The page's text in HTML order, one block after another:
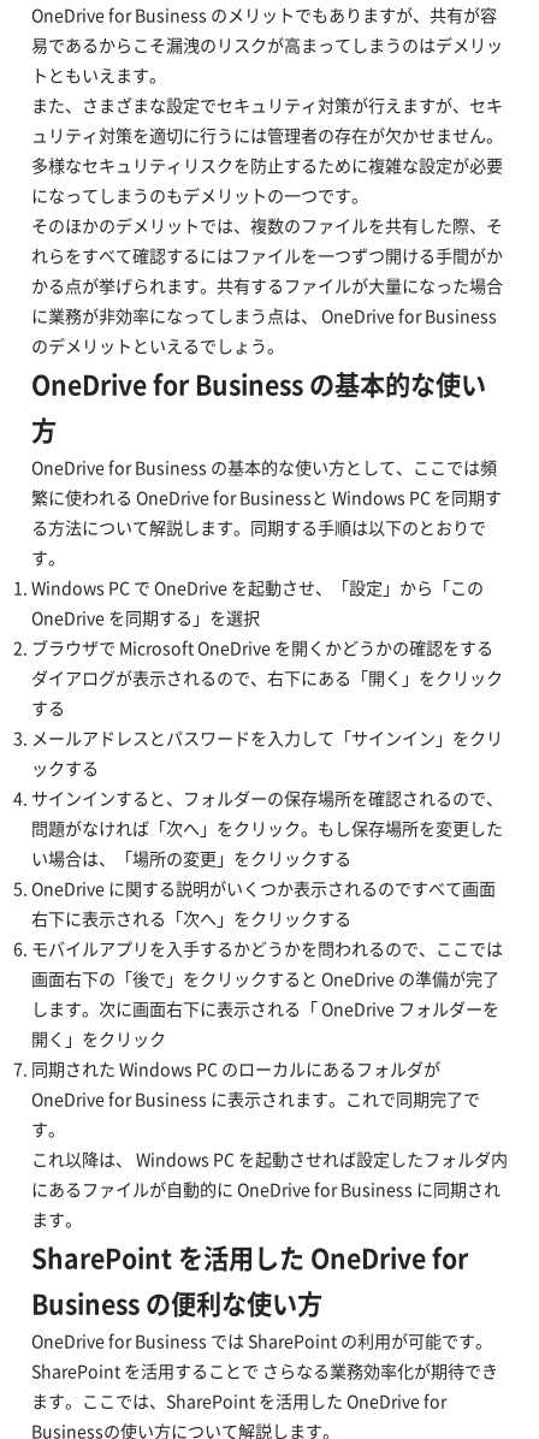
OneDrive for Business のメリットでもありますが、共有が容
易であるからこそ漏洩のリスクが高まってしまうのはデメリッ
トともいえます。
また、さまざまな設定でセキュリティ対策が行えますが、セキ
ュリティ対策を適切に行うには管理者の存在が欠かせません。
多様なセキュリティリスクを防止するために複雑な設定が必要
になってしまうのもデメリットの一つです。
そのほかのデメリットでは、複数のファイルを共有した際、そ
れらをすべて確認するにはファイルを一つずつ開ける手間がか
かる点が挙げられます。共有するファイルが大量になった場合
に業務が非効率になってしまう点は、 OneDrive for Business
のデメリットといえるでしょう。
OneDrive for Business の基本的な使い
方
OneDrive for Business の基本的な使い方として、ここでは頻
繁に使われる OneDrive for Businessと Windows PC を同期す
る方法について解説します。同期する手順は以下のとおりで
す。
Windows PC で OneDrive を起動させ、「設定」から「この
OneDrive を同期する」を選択
ブラウザで Microsoft OneDrive を開くかどうかの確認をする
ダイアログが表示されるので、右下にある「開く」をクリック
する
メールアドレスとパスワードを入力して「サインイン」をクリ
ックする
サインインすると、フォルダーの保存場所を確認されるので、
問題がなければ「次へ」をクリック。もし保存場所を変更した
い場合は、「場所の変更」をクリックする
OneDrive に関する説明がいくつか表示されるのですべて画面
右下に表示される「次へ」をクリックする
モバイルアプリを入手するかどうかを問われるので、ここでは
画面右下の「後で」をクリックすると OneDrive の準備が完了
します。次に画面右下に表示される「 OneDrive フォルダーを
開く」をクリック
同期された Windows PC のローカルにあるフォルダが
OneDrive for Business に表示されます。これで同期完了で
す。
これ以降は、 Windows PC を起動させれば設定したフォルダ内
にあるファイルが自動的に OneDrive for Business に同期され
ます。
SharePoint を活用した OneDrive for
Business の便利な使い方
OneDrive for Business では SharePoint の利用が可能です。
SharePoint を活用することで さらなる業務効率化が期待でき
ます。ここでは、SharePoint を活用した OneDrive for
Businessの使い方について解説します。